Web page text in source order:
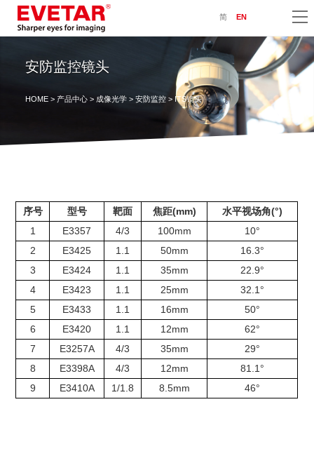
简 EN
安防监控镜头
HOME> 产品中心> 成像光学> 安防监控> ITS镜头
序号 型号 靶面 焦距(mm)
水平视场角(°)
1
E3357 4/3 100mm
10°
2
E3425 1.1 50mm
16.3°
3
E3424 1.1 35mm
22.9°
4
E3423 1.1 25mm
32.1°
5
E3433 1.1 16mm
50°
6
E3420 1.1 12mm
62°
7
E3257A 4/3 35mm
29°
8
E3398A 4/3 12mm
81.1°
9
E3410A 1/1.8 8.5mm 46°